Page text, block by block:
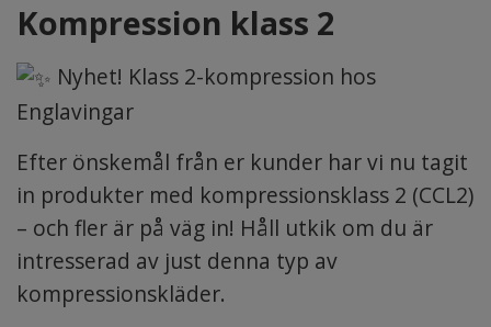
Kompression klass 2
Nyhet! Klass 2-kompression hos
Englavingar
Efter önskemål från er kunder har vi nu tagit
in produkter med kompressionsklass 2 (CCL2)
– och fler är på väg in! Håll utkik om du är
intresserad av just denna typ av
kompressionskläder.